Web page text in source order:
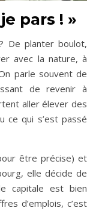
pars ! »
De planter boulot,
avec la nature, à
parle souvent de
de revenir à
aller élever des
ce qui s’est passé
être précise) et
elle décide de
capitale est bien
d’emplois, c’est